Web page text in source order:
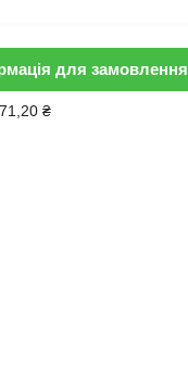
для замовлення
₴